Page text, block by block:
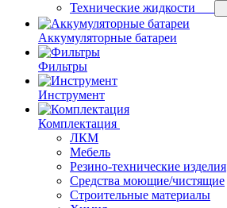
Технические жидкости
Аккумуляторные батареи
Фильтры
Инструмент
Комплектация
ЛКМ
Мебель
Резино-технические изделия
Средства моющие/чистящие
Строительные материалы